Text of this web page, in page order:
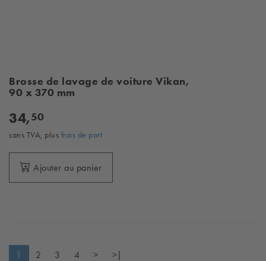
Brosse de lavage de voiture Vikan,
90 x 370 mm
34,50
sans TVA, plus frais de port
Ajouter au panier
1 2 3 4 > >|